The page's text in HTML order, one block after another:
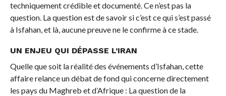
techniquement crédible et documenté. Ce n’est pas la
question. La question est de savoir si c’est ce qui s’est passé
à Isfahan, et là, aucune preuve ne le confirme à ce stade.
UN ENJEU QUI DÉPASSE L’IRAN
Quelle que soit la réalité des événements d’Isfahan, cette
affaire relance un débat de fond qui concerne directement
les pays du Maghreb et d’Afrique : La question de la